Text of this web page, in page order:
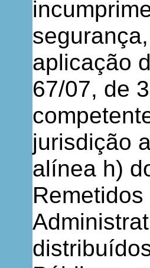
aplicação
67/07, de
jurisdição
alínea h)